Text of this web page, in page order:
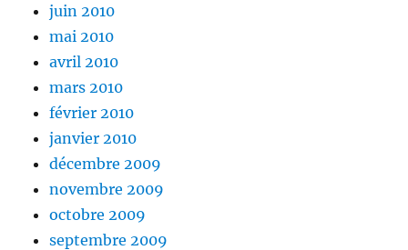
juin 2010
mai 2010
avril 2010
mars 2010
février 2010
janvier 2010
décembre 2009
novembre 2009
octobre 2009
septembre 2009